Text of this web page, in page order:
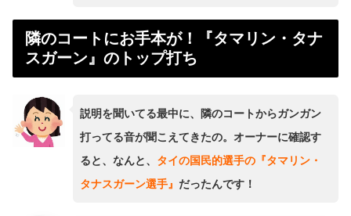
隣のコートにお手本が！『タマリン・タナ
スガーン』のトップ打ち
説明を聞いてる最中に、隣のコートからガンガン
打ってる音が聞こえてきたの。オーナーに確認す
ると、なんと、 タイの国民的選手の『タマリン・
タナスガーン選手』 だったんです！